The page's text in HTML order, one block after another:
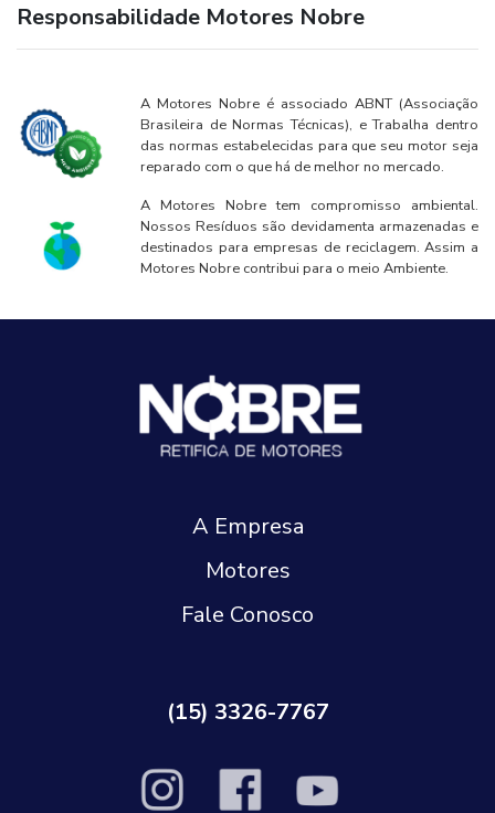
Responsabilidade Motores Nobre
A Motores Nobre é associado ABNT (Associação
Brasileira de Normas Técnicas), e Trabalha dentro
das normas estabelecidas para que seu motor seja
reparado com o que há de melhor no mercado.
A Motores Nobre tem compromisso ambiental.
Nossos Resíduos são devidamenta armazenadas e
destinados para empresas de reciclagem. Assim a
Motores Nobre contribui para o meio Ambiente.
A Empresa
Motores
Fale Conosco
(15) 3326-7767